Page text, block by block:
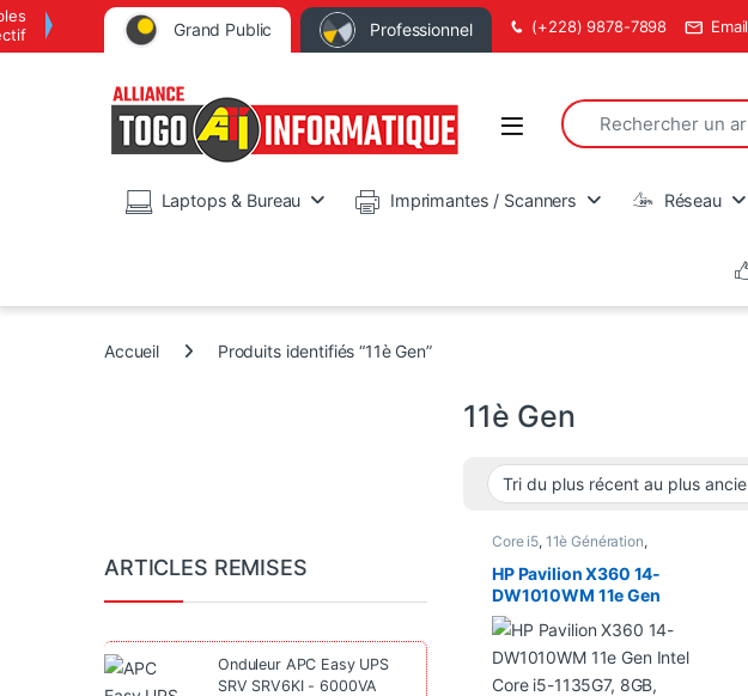
Grand Public Professionnel (+228) 9878-7898 Email
Open
Search for:
Laptops & Bureau Imprimantes / Scanners Réseau
Accueil Produits identifiés “11è Gen”
11è Gen
Core i5, 11è Génération,
tactile,Ordinateurs,Portatifs
Processeur Intel
HP Pavilion X360 14-
DW1010WM 11e Gen
Intel Core i5-1135G7,
8GB, 512GB SSD, 14 FHD
Tactile
ARTICLES REMISES
Onduleur APC Easy UPS
SRV SRV6KI - 6000VA